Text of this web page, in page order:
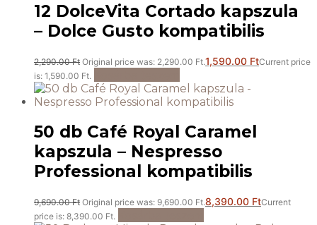
12 DolceVita Cortado kapszula
– Dolce Gusto kompatibilis
2,290.00Ft Original price was: 2,290.00 Ft.1,590.00 FtCurrent price
is: 1,590.00 Ft.
50 db Café Royal Caramel
kapszula – Nespresso
Professional kompatibilis
9,690.00Ft Original price was: 9,690.00 Ft.8,390.00 FtCurrent
price is: 8,390.00 Ft.